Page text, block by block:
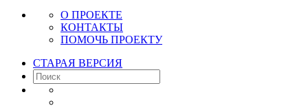
О ПРОЕКТЕ
КОНТАКТЫ
ПОМОЧЬ ПРОЕКТУ
СТАРАЯ ВЕРСИЯ